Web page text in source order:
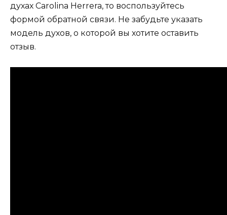
духах Carolina Herrera, то воспользуйтесь
формой обратной связи. Не забудьте указать
модель духов, о которой вы хотите оставить
отзыв.